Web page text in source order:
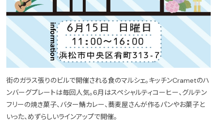
街のガラス張りのビルで開催される食のマルシェ。キッチンCrametのハ
ンバーグプレートは毎回人気。6月はスペシャルティコーヒー、グルテン
フリーの焼き菓子、バター鯖カレー、蕎麦屋さんが作るパンやお菓子と
いった、めずらしいラインアップで開催。